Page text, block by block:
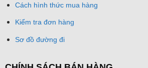
Consumption
Cách hình thức mua hàng
Kiểm tra đơn hàng
Sơ đồ đường đi